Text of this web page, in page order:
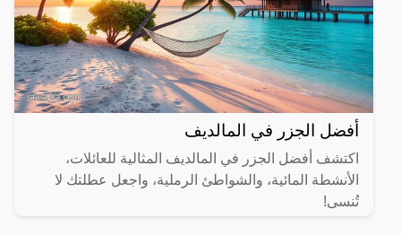
أفضل الجزر في المالديف
اكتشف أفضل الجزر في المالديف المثالية للعائلات،
الأنشطة المائية، والشواطئ الرملية، واجعل عطلتك لا
تُنسى!